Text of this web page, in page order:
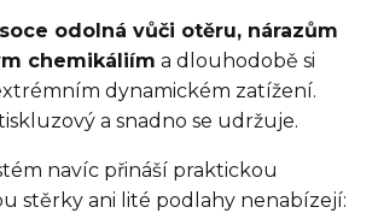
odolná vůči otěru, nárazům
chemikáliím a dlouhodobě si
dynamickém zatížení.
a snadno se udržuje.
navíc přináší praktickou
stěrky ani lité podlahy nenabízejí: